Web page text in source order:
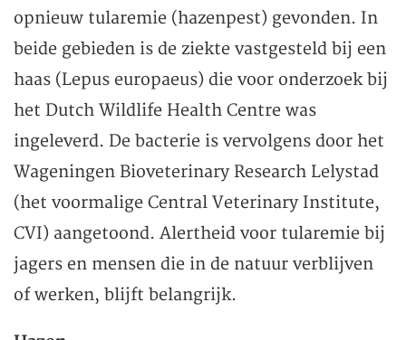
opnieuw tularemie (hazenpest) gevonden. In
beide gebieden is de ziekte vastgesteld bij een
haas (Lepus europaeus) die voor onderzoek bij
het Dutch Wildlife Health Centre was
ingeleverd. De bacterie is vervolgens door het
Wageningen Bioveterinary Research Lelystad
(het voormalige Central Veterinary Institute,
CVI) aangetoond. Alertheid voor tularemie bij
jagers en mensen die in de natuur verblijven
of werken, blijft belangrijk.